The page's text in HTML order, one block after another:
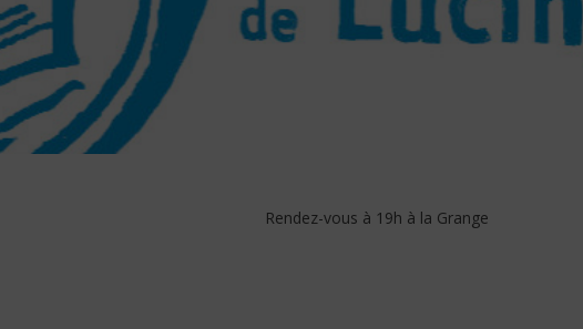
Rendez-vous à 19h à la Grange